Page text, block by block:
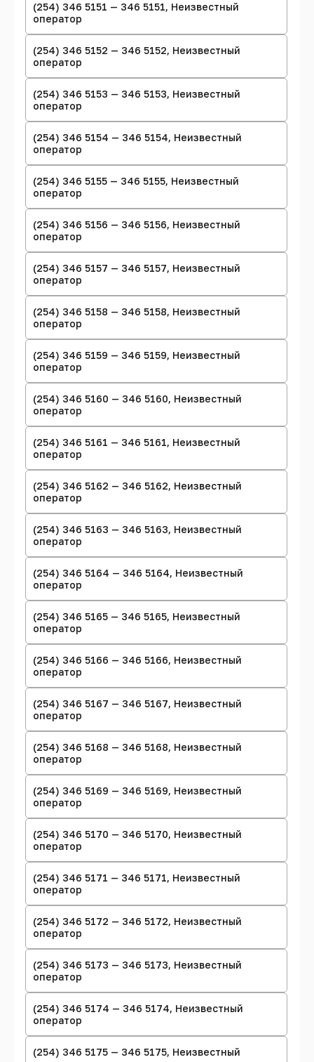
(254) 346 5151 — 346 5151, Неизвестный
оператор
(254) 346 5152 — 346 5152, Неизвестный
оператор
(254) 346 5153 — 346 5153, Неизвестный
оператор
(254) 346 5154 — 346 5154, Неизвестный
оператор
(254) 346 5155 — 346 5155, Неизвестный
оператор
(254) 346 5156 — 346 5156, Неизвестный
оператор
(254) 346 5157 — 346 5157, Неизвестный
оператор
(254) 346 5158 — 346 5158, Неизвестный
оператор
(254) 346 5159 — 346 5159, Неизвестный
оператор
(254) 346 5160 — 346 5160, Неизвестный
оператор
(254) 346 5161 — 346 5161, Неизвестный
оператор
(254) 346 5162 — 346 5162, Неизвестный
оператор
(254) 346 5163 — 346 5163, Неизвестный
оператор
(254) 346 5164 — 346 5164, Неизвестный
оператор
(254) 346 5165 — 346 5165, Неизвестный
оператор
(254) 346 5166 — 346 5166, Неизвестный
оператор
(254) 346 5167 — 346 5167, Неизвестный
оператор
(254) 346 5168 — 346 5168, Неизвестный
оператор
(254) 346 5169 — 346 5169, Неизвестный
оператор
(254) 346 5170 — 346 5170, Неизвестный
оператор
(254) 346 5171 — 346 5171, Неизвестный
оператор
(254) 346 5172 — 346 5172, Неизвестный
оператор
(254) 346 5173 — 346 5173, Неизвестный
оператор
(254) 346 5174 — 346 5174, Неизвестный
оператор
(254) 346 5175 — 346 5175, Неизвестный